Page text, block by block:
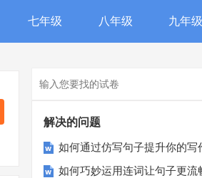
七年级 八年级 九年级
解决的问题
如何通过仿写句子提升你的写
如何巧妙运用连词让句子更流